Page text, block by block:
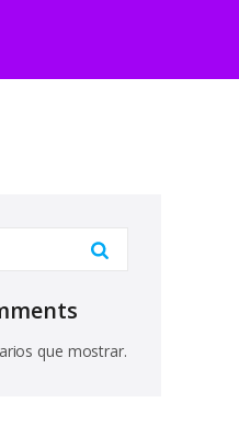
que mostrar.